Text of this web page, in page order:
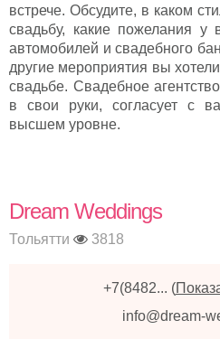
встрече. Обсудите, в каком
свадьбу, какие пожелания
автомобилей и свадебного
другие мероприятия вы
свадьбе. Свадебное
в свои руки, согласует с
высшем уровне.
Dream Weddings
Тольятти 3818
+7(8482... (
info@dream-